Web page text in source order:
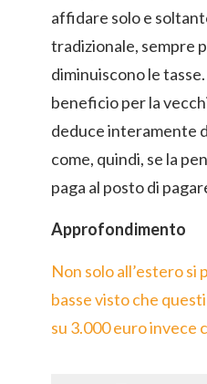
affidare solo e
tradizionale, sempre
diminuiscono le
beneficio per la
deduce interamente
come, quindi, se la
paga al posto di
Approfondimento
Non solo all’estero si
basse visto che
su 3.000 euro invece